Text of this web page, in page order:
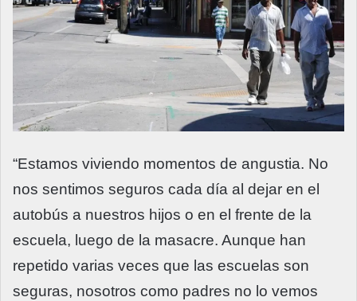
“Estamos viviendo momentos de angustia. No
nos sentimos seguros cada día al dejar en el
autobús a nuestros hijos o en el frente de la
escuela, luego de la masacre. Aunque han
repetido varias veces que las escuelas son
seguras, nosotros como padres no lo vemos